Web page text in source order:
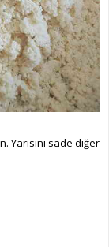
Yarısını sade diğer